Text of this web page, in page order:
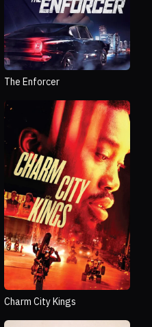
The Enforcer
Charm City Kings